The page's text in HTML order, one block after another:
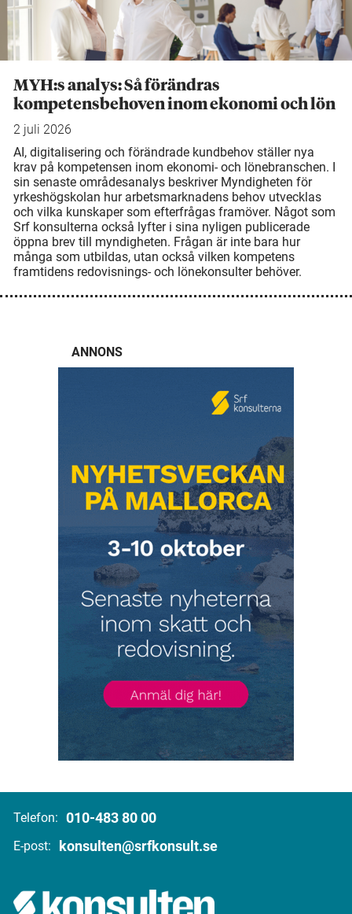
MYH:s analys: Så förändras
kompetensbehoven inom ekonomi och lön
2 juli 2026
AI, digitalisering och förändrade kundbehov ställer nya
krav på kompetensen inom ekonomi- och lönebranschen. I
sin senaste områdesanalys beskriver Myndigheten för
yrkeshögskolan hur arbetsmarknadens behov utvecklas
och vilka kunskaper som efterfrågas framöver. Något som
Srf konsulterna också lyfter i sina nyligen publicerade
öppna brev till myndigheten. Frågan är inte bara hur
många som utbildas, utan också vilken kompetens
framtidens redovisnings- och lönekonsulter behöver.
ANNONS
Telefon: 010-483 80 00
E-post: konsulten@srfkonsult.se